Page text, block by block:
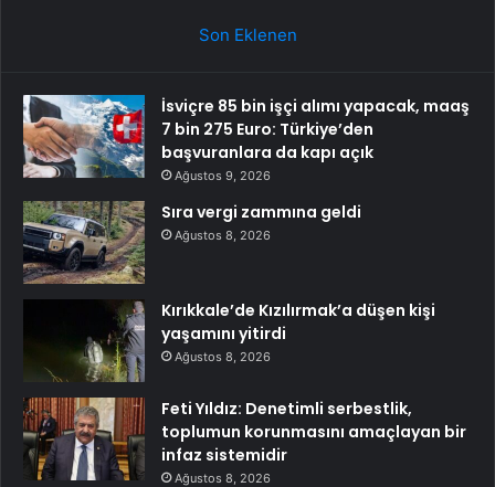
Son Eklenen
İsviçre 85 bin işçi alımı yapacak, maaş
7 bin 275 Euro: Türkiye’den
başvuranlara da kapı açık
Ağustos 9, 2026
Sıra vergi zammına geldi
Ağustos 8, 2026
Kırıkkale’de Kızılırmak’a düşen kişi
yaşamını yitirdi
Ağustos 8, 2026
Feti Yıldız: Denetimli serbestlik,
toplumun korunmasını amaçlayan bir
infaz sistemidir
Ağustos 8, 2026